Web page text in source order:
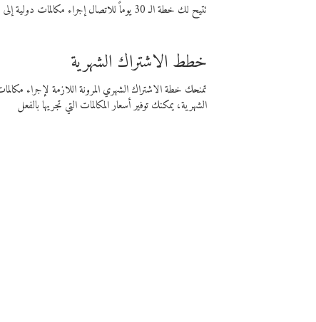
تتيح لك خطة الـ 30 يوماً للاتصال إجراء مكالمات دولية إلى الوجهة التي تختارها لمدة 30 يوماً بأسعار فايبر المنخفضة.
خطط الاشتراك الشهرية
تمنحك خطة الاشتراك الشهري المرونة اللازمة لإجراء
الشهرية، يمكنك توفير أسعار المكالمات التي تجريها بالفعل